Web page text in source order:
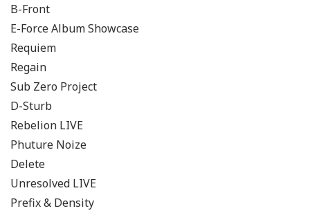
B-Front
E-Force Album Showcase
Requiem
Regain
Sub Zero Project
D-Sturb
Rebelion LIVE
Phuture Noize
Delete
Unresolved LIVE
Prefix & Density